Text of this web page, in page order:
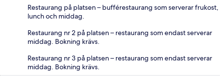
Restaurang på platsen – bufférestaurang som serverar frukost,
lunch och middag.
Restaurang nr 2 på platsen – restaurang som endast serverar
middag. Bokning krävs.
Restaurang nr 3 på platsen – restaurang som endast serverar
middag. Bokning krävs.